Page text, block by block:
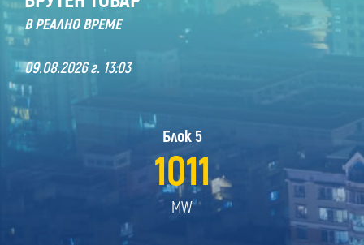
В РЕАЛНО ВРЕМЕ
09.08.2026 г. 13:03
Блок 5
1011
MW